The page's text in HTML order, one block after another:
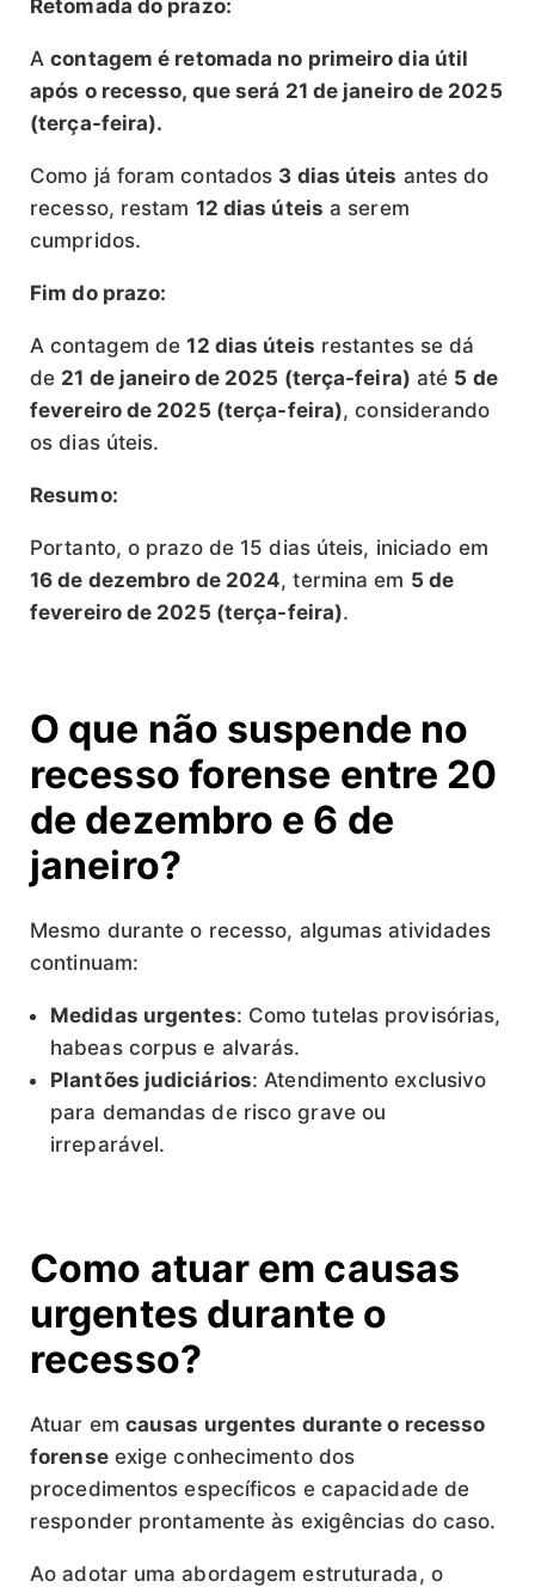
Retomada do prazo:
Acontagem é retomada no primeiro dia útil
após o recesso, que será 21 de janeiro de 2025
(terça-feira).
Como já foram contados 3 dias úteis antes do
recesso, restam 12 dias úteis a serem
cumpridos.
Fim do prazo:
A contagem de12 dias úteis restantes se dá
de 21 de janeiro de 2025 (terça-feira) até 5 de
fevereiro de 2025 (terça-feira), considerando
os dias úteis.
Resumo:
Portanto, o prazo de 15 dias úteis, iniciado em
16 de dezembro de 2024, termina em 5 de
fevereiro de 2025 (terça-feira).
O que não suspende no
recesso forense entre 20
de dezembro e 6 de
janeiro?
Mesmo durante o recesso, algumas atividades
continuam:
Medidas urgentes: Como tutelas provisórias,
habeas corpus e alvarás.
Plantões judiciários: Atendimento exclusivo
para demandas de risco grave ou
irreparável.
Como atuar em causas
urgentes durante o
recesso?
Atuar em causas urgentes durante o recesso
forenseexige conhecimento dos
procedimentos específicos e capacidade de
responder prontamente às exigências do caso.
Ao adotar uma abordagem estruturada, o